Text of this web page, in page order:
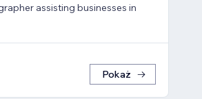
assisting businesses in
Pokaż